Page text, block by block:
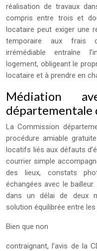
réalisation de travaux
compris entre trois et
locataire peut exiger une
temporaire aux frais
irrémédiable entraîne
logement, obligeant le
locataire et à prendre en
Médiation
départementale
La Commission
procédure amiable
locatifs liés aux défauts
courrier simple
des lieux, constats
échangées avec le
dans un délai de deux
solution équilibrée entre les
Bien que non
contraignant, l’avis de la